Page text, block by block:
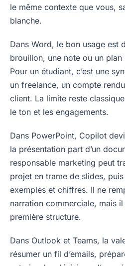
le même contexte que vous,
blanche.
Dans Word, le bon usage est
brouillon, une note ou un
Pour un étudiant, c’est une
un freelance, un compte
client. La limite reste
le ton et les engagements.
Dans PowerPoint, Copilot
la présentation part d’un
responsable marketing peut
projet en trame de slides,
exemples et chiffres. Il ne
narration commerciale, mais
première structure.
Dans Outlook et Teams, la
résumer un fil d’emails,